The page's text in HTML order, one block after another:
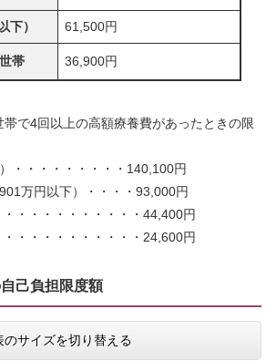
） 61,500円
帯 36,900円
で4回以上の高額療養費があったときの限
・・・・・・・・・140,100円
万円以下）・・・・93,000円
・・・・・・・・・・44,400円
・・・・・・・・・・24,600円
己負担限度額
のサイズを切り替える